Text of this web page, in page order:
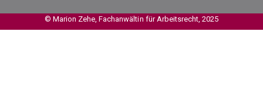
© Marion Zehe, Fachanwältin für Arbeitsrecht, 2025